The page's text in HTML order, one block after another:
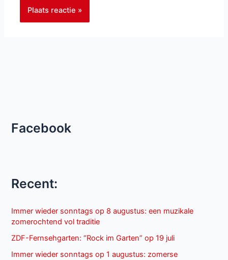
Facebook
Recent:
Immer wieder sonntags op 8 augustus: een muzikale
zomerochtend vol traditie
ZDF-Fernsehgarten: “Rock im Garten” op 19 juli
Immer wieder sonntags op 1 augustus: zomerse